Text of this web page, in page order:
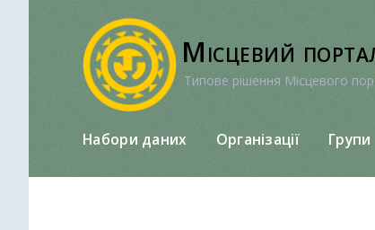
Місцевий
Типове рішення Місцевого
Набори даних Організації Групи